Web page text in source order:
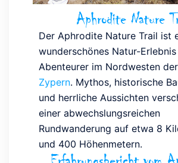
Aphrodite Nature
Der Aphrodite Nature Trail ist
wunderschönes Natur-
Abenteurer im Nordwesten
Zypern. Mythos, historische
und herrliche Aussichten
einer abwechslungsreichen
Rundwanderung auf etwa 8
und 400 Höhenmetern.